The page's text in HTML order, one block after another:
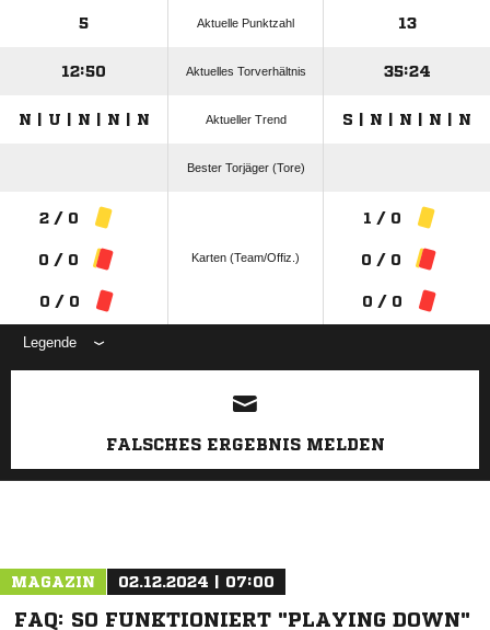
5 Aktuelle Punktzahl 13
12:50 Aktuelles Torverhältnis 35:24
N | U | N | N | N Aktueller Trend S | N | N | N | N
Bester Torjäger (Tore)
2 / 0
0 / 0
0 / 0
Karten (Team/Offiz.)
1 / 0
0 / 0
0 / 0
Legende
ANZEIGE
FALSCHES ERGEBNIS MELDEN
MAGAZIN 02.12.2024 | 07:00
FAQ: SO FUNKTIONIERT "PLAYING DOWN"